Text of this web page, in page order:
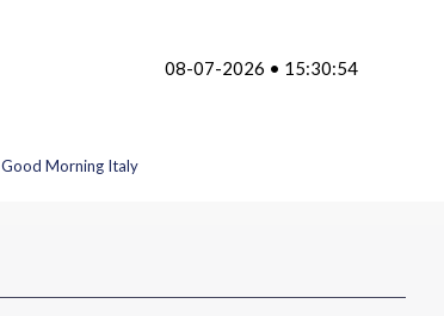
08-07-2026 • 15:30:54
Good Morning Italy